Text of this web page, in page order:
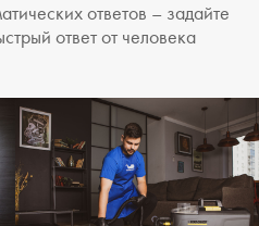
ответов – задайте
ответ от человека